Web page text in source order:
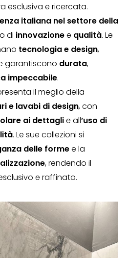
esclusiva e ricercata.
italiana nel settore della
di innovazionee qualità. Le
tecnologia e design,
garantiscono durata,
impeccabile.
il meglio della
e lavabi di design, con
ai dettaglie all’uso di
. Le sue collezioni si
delle formee la
, rendendo il
e raffinato.